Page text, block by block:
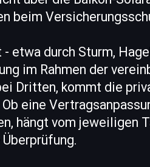
beim
etwa durch Sturm,
im Rahmen der
Dritten, kommt die
eine
hängt vom jeweiligen